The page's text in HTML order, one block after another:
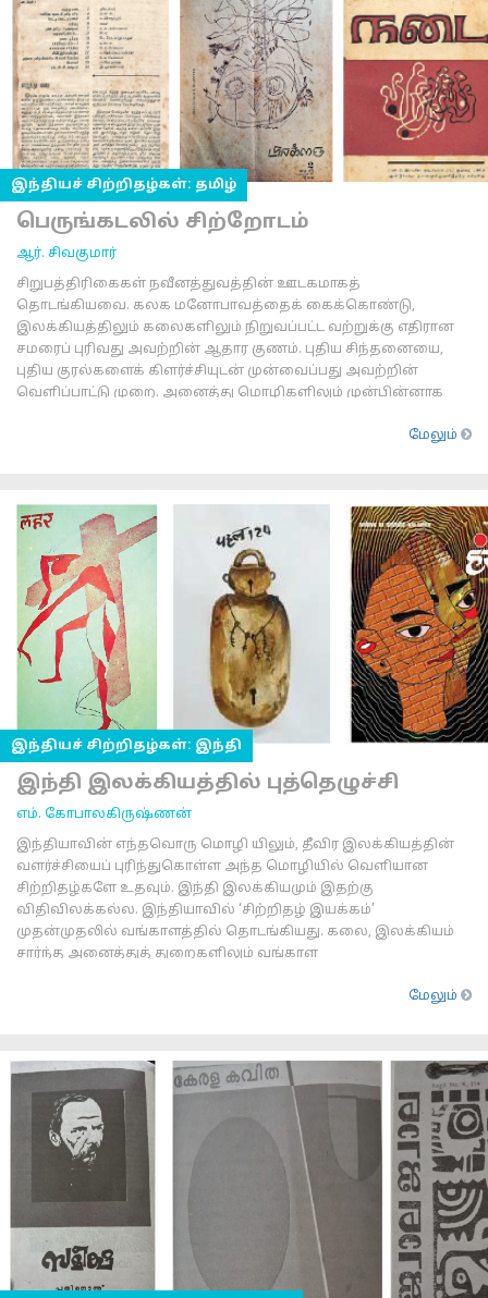
இந்தியச் சிற்றிதழ்கள்: தமிழ்
பெருங்கடலில் சிற்றோடம்
ஆர். சிவகுமார்
சிறுபத்திரிகைகள் நவீனத்துவத்தின் ஊடகமாகத்
தொடங்கியவை. கலக மனோபாவத்தைக் கைக்கொண்டு,
இலக்கியத்திலும் கலைகளிலும் நிறுவப்பட்ட வற்றுக்கு எதிரான
சமரைப் புரிவது அவற்றின் ஆதார குணம். புதிய சிந்தனையை,
புதிய குரல்களைக் கிளர்ச்சியுடன் முன்வைப்பது அவற்றின்
வெளிப்பாட்டு முறை. அனைத்து மொழிகளிலும் முன்பின்னாக
மேலும்
இந்தியச் சிற்றிதழ்கள்: இந்தி
இந்தி இலக்கியத்தில் புத்தெழுச்சி
எம். கோபாலகிருஷ்ணன்
இந்தியாவின் எந்தவொரு மொழி யிலும், தீவிர இலக்கியத்தின்
வளர்ச்சியைப் புரிந்துகொள்ள அந்த மொழியில் வெளியான
சிற்றிதழ்களே உதவும். இந்தி இலக்கியமும் இதற்கு
விதிவிலக்கல்ல. இந்தியாவில் ‘சிற்றிதழ் இயக்கம்’
முதன்முதலில் வங்காளத்தில் தொடங்கியது. கலை, இலக்கியம்
சார்ந்த அனைத்துத் துறைகளிலும் வங்காள
மேலும்